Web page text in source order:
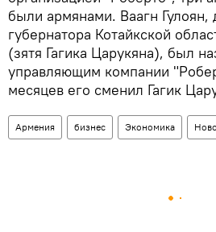
были армянами. Ваагн
губернатора Котайкской
(зятя Гагика Царукяна), был
управляющим компании
месяцев его сменил Гагик
Армения бизнес Экономика